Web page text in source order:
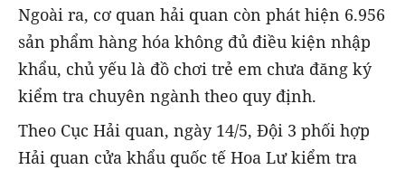
Ngoài ra, cơ quan hải quan còn phát hiện 6.956
sản phẩm hàng hóa không đủ điều kiện nhập
khẩu, chủ yếu là đồ chơi trẻ em chưa đăng ký
kiểm tra chuyên ngành theo quy định.
Theo Cục Hải quan, ngày 14/5, Đội 3 phối hợp
Hải quan cửa khẩu quốc tế Hoa Lư kiểm tra